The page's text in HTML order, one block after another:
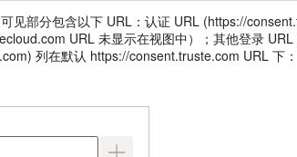
见部分包含以下 URL：认证 URL (https://
URL 未显示在视图中）；其他登录
列在默认 https://consent.truste.com URL 下：